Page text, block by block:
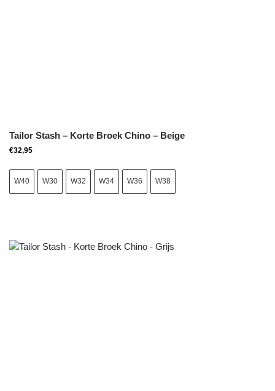
Tailor Stash – Korte Broek Chino – Beige
€32,95
W40 W30 W32 W34 W36 W38